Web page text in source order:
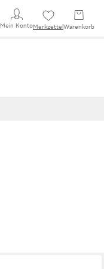
Mein KontoMerkzettel Warenkorb